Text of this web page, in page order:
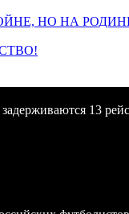
НО НА
13